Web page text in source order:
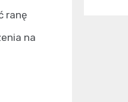
ranę
na